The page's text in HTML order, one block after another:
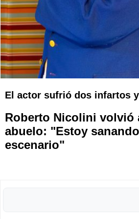
El actor sufrió dos infartos
Roberto Nicolini volvió
abuelo: "Estoy
escenario"